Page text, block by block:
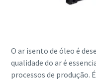
O ar isento de óleo é
qualidade do ar é
processos de produção.